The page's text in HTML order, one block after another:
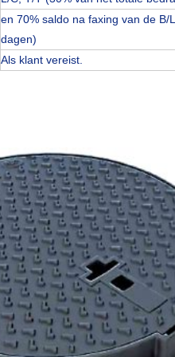
en 70% saldo na faxing van de B/
dagen)
Als klant vereist.